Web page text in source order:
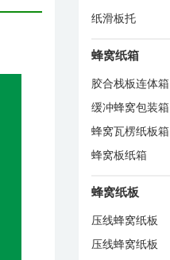
纸滑板托
蜂窝纸箱
胶合栈板连体箱
缓冲蜂窝包装箱
蜂窝瓦楞纸板箱
蜂窝板纸箱
蜂窝纸板
压线蜂窝纸板
压线蜂窝纸板